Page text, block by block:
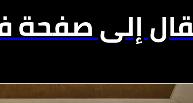
إلى صفحة